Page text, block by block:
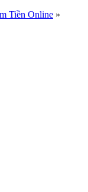
Tiền Online »